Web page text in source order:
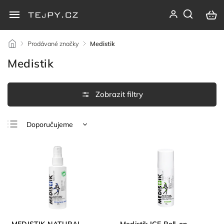
/ Prodávané značky / Medistik
Medistik
Doporučujeme
Nejdražší
Nejprodávanější
Abecedně